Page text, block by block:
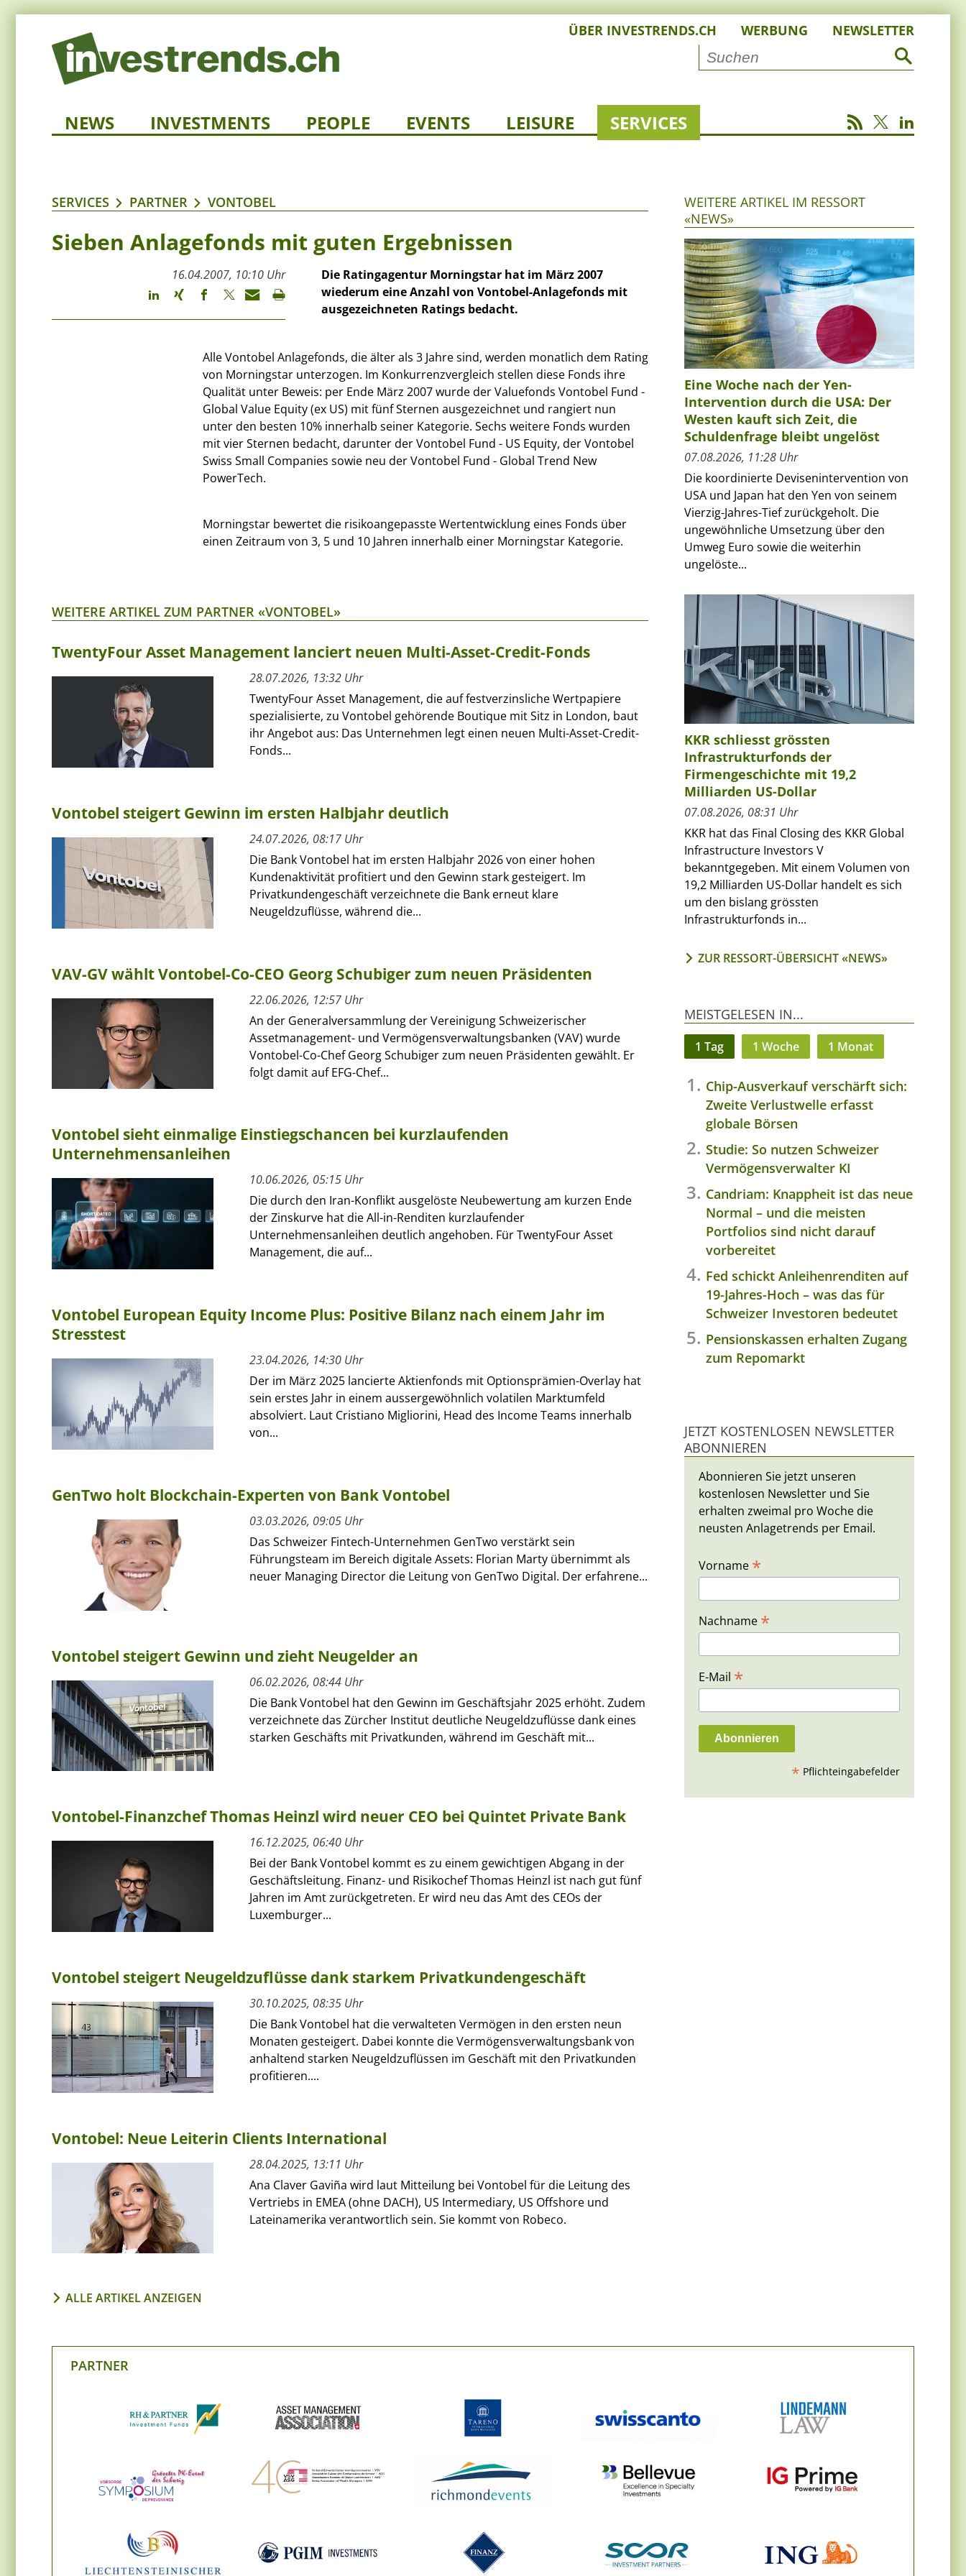
ÜBER INVESTRENDS.CH WERBUNG NEWSLETTER
NEWS INVESTMENTS PEOPLE EVENTS LEISURE SERVICES
SERVICES PARTNER VONTOBEL
Sieben Anlagefonds mit guten Ergebnissen
16.04.2007, 10:10 Uhr
Die Ratingagentur Morningstar hat im März 2007
wiederum eine Anzahl von Vontobel-Anlagefonds mit
ausgezeichneten Ratings bedacht.
Alle Vontobel Anlagefonds, die älter als 3 Jahre sind, werden monatlich dem Rating
von Morningstar unterzogen. Im Konkurrenzvergleich stellen diese Fonds ihre
Qualität unter Beweis: per Ende März 2007 wurde der Valuefonds Vontobel Fund -
Global Value Equity (ex US) mit fünf Sternen ausgezeichnet und rangiert nun
unter den besten 10% innerhalb seiner Kategorie. Sechs weitere Fonds wurden
mit vier Sternen bedacht, darunter der Vontobel Fund - US Equity, der Vontobel
Swiss Small Companies sowie neu der Vontobel Fund - Global Trend New
PowerTech.
Morningstar bewertet die risikoangepasste Wertentwicklung eines Fonds über
einen Zeitraum von 3, 5 und 10 Jahren innerhalb einer Morningstar Kategorie.
WEITERE ARTIKEL ZUM PARTNER «VONTOBEL»
TwentyFour Asset Management lanciert neuen Multi-Asset-Credit-Fonds
28.07.2026, 13:32 Uhr
TwentyFour Asset Management, die auf festverzinsliche Wertpapiere
spezialisierte, zu Vontobel gehörende Boutique mit Sitz in London, baut
ihr Angebot aus: Das Unternehmen legt einen neuen Multi-Asset-Credit-
Fonds...
Vontobel steigert Gewinn im ersten Halbjahr deutlich
24.07.2026, 08:17 Uhr
Die Bank Vontobel hat im ersten Halbjahr 2026 von einer hohen
Kundenaktivität profitiert und den Gewinn stark gesteigert. Im
Privatkundengeschäft verzeichnete die Bank erneut klare
Neugeldzuflüsse, während die...
VAV-GV wählt Vontobel-Co-CEO Georg Schubiger zum neuen Präsidenten
22.06.2026, 12:57 Uhr
An der Generalversammlung der Vereinigung Schweizerischer
Assetmanagement- und Vermögensverwaltungsbanken (VAV) wurde
Vontobel-Co-Chef Georg Schubiger zum neuen Präsidenten gewählt. Er
folgt damit auf EFG-Chef...
Vontobel sieht einmalige Einstiegschancen bei kurzlaufenden
Unternehmensanleihen
10.06.2026, 05:15 Uhr
Die durch den Iran-Konflikt ausgelöste Neubewertung am kurzen Ende
der Zinskurve hat die All-in-Renditen kurzlaufender
Unternehmensanleihen deutlich angehoben. Für TwentyFour Asset
Management, die auf...
Vontobel European Equity Income Plus: Positive Bilanz nach einem Jahr im
Stresstest
23.04.2026, 14:30 Uhr
Der im März 2025 lancierte Aktienfonds mit Optionsprämien-Overlay hat
sein erstes Jahr in einem aussergewöhnlich volatilen Marktumfeld
absolviert. Laut Cristiano Migliorini, Head des Income Teams innerhalb
von...
GenTwo holt Blockchain-Experten von Bank Vontobel
03.03.2026, 09:05 Uhr
Das Schweizer Fintech-Unternehmen GenTwo verstärkt sein
Führungsteam im Bereich digitale Assets: Florian Marty übernimmt als
neuer Managing Director die Leitung von GenTwo Digital. Der erfahrene...
Vontobel steigert Gewinn und zieht Neugelder an
06.02.2026, 08:44 Uhr
Die Bank Vontobel hat den Gewinn im Geschäftsjahr 2025 erhöht. Zudem
verzeichnete das Zürcher Institut deutliche Neugeldzuflüsse dank eines
starken Geschäfts mit Privatkunden, während im Geschäft mit...
Vontobel-Finanzchef Thomas Heinzl wird neuer CEO bei Quintet Private Bank
16.12.2025, 06:40 Uhr
Bei der Bank Vontobel kommt es zu einem gewichtigen Abgang in der
Geschäftsleitung. Finanz- und Risikochef Thomas Heinzl ist nach gut fünf
Jahren im Amt zurückgetreten. Er wird neu das Amt des CEOs der
Luxemburger...
Vontobel steigert Neugeldzuflüsse dank starkem Privatkundengeschäft
30.10.2025, 08:35 Uhr
Die Bank Vontobel hat die verwalteten Vermögen in den ersten neun
Monaten gesteigert. Dabei konnte die Vermögensverwaltungsbank von
anhaltend starken Neugeldzuflüssen im Geschäft mit den Privatkunden
profitieren....
Vontobel: Neue Leiterin Clients International
28.04.2025, 13:11 Uhr
Ana Claver Gaviña wird laut Mitteilung bei Vontobel für die Leitung des
Vertriebs in EMEA (ohne DACH), US Intermediary, US Offshore und
Lateinamerika verantwortlich sein. Sie kommt von Robeco.
ALLE ARTIKEL ANZEIGEN
WEITERE ARTIKEL IM RESSORT
«NEWS»
Eine Woche nach der Yen-
Intervention durch die USA: Der
Westen kauft sich Zeit, die
Schuldenfrage bleibt ungelöst
07.08.2026, 11:28 Uhr
Die koordinierte Devisenintervention von
USA und Japan hat den Yen von seinem
Vierzig-Jahres-Tief zurückgeholt. Die
ungewöhnliche Umsetzung über den
Umweg Euro sowie die weiterhin
ungelöste...
KKR schliesst grössten
Infrastrukturfonds der
Firmengeschichte mit 19,2
Milliarden US-Dollar
07.08.2026, 08:31 Uhr
KKR hat das Final Closing des KKR Global
Infrastructure Investors V
bekanntgegeben. Mit einem Volumen von
19,2 Milliarden US-Dollar handelt es sich
um den bislang grössten
Infrastrukturfonds in...
ZUR RESSORT-ÜBERSICHT «NEWS»
MEISTGELESEN IN...
1 Tag 1 Woche 1 Monat
Chip-Ausverkauf verschärft sich:
Zweite Verlustwelle erfasst
globale Börsen
Studie: So nutzen Schweizer
Vermögensverwalter KI
Candriam: Knappheit ist das neue
Normal – und die meisten
Portfolios sind nicht darauf
vorbereitet
Fed schickt Anleihenrenditen auf
19-Jahres-Hoch – was das für
Schweizer Investoren bedeutet
Pensionskassen erhalten Zugang
zum Repomarkt
JETZT KOSTENLOSEN NEWSLETTER
ABONNIEREN
Abonnieren Sie jetzt unseren
kostenlosen Newsletter und Sie
erhalten zweimal pro Woche die
neusten Anlagetrends per Email.
Vorname *
Nachname *
E-Mail *
* Pflichteingabefelder
PARTNER